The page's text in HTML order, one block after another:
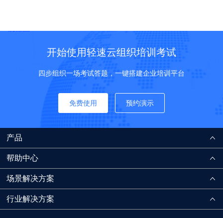
开始使用轻速云组织培训考试
四步组织一场考试答题，一键搭建企业培训平台
免费使用 预约演示
产品
帮助中心
场景解决方案
行业解决方案